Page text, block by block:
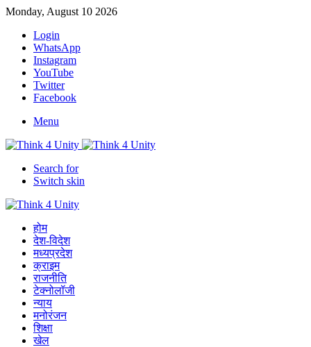
Monday, August 10 2026
Login
WhatsApp
Instagram
YouTube
Twitter
Facebook
Menu
Search for
Switch skin
होम
देश-विदेश
मध्यप्रदेश
क्राइम
राजनीति
टेक्नोलॉजी
न्याय
मनोरंजन
शिक्षा
खेल